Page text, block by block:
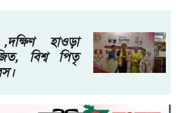
হাওড়া
বিশ্ব পিতৃ